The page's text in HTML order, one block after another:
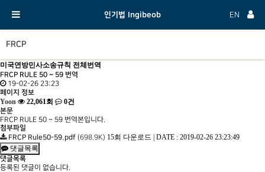
인기법 Ingibeob EN
FRCP
미국연방민사소송규칙 전체번역
FRCP RULE 50 ~ 59 번역
19-02-26 23:23
페이지 정보
Yoon 22,061회 0건
본문
FRCP RULE 50 ~ 59 번역본입니다.
첨부파일
FRCP Rule50-59.pdf (698.9K) 15회 다운로드
DATE : 2019-02-26 23:23:49
댓글목록
댓글목록
등록된 댓글이 없습니다.